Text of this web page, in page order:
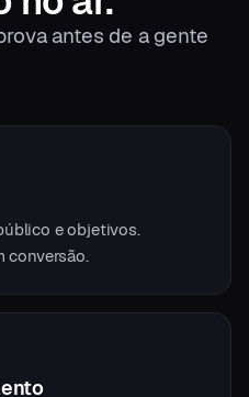
antes de a gente
e objetivos.
conversão.